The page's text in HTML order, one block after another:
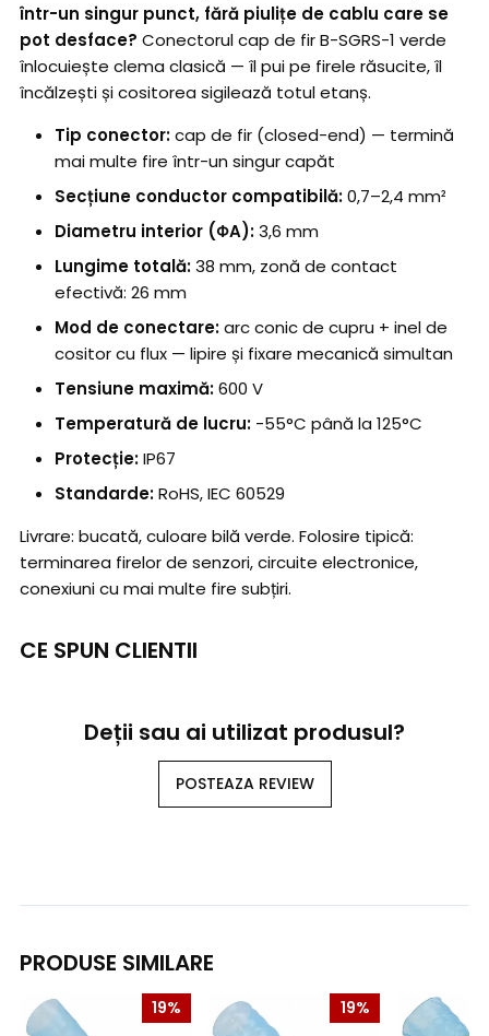
într-un singur punct, fără piulițe de cablu care se
pot desface? Conectorul cap de fir B-SGRS-1 verde
înlocuiește clema clasică — îl pui pe firele răsucite, îl
încălzești și cositorea sigilează totul etanș.
Tip conector:cap de fir (closed-end) — termină
mai multe fire într-un singur capăt
Secțiune conductor compatibilă:0,7–2,4 mm²
Diametru interior (ΦA):3,6 mm
Lungime totală:38 mm, zonă de contact
efectivă: 26 mm
Mod de conectare:arc conic de cupru + inel de
cositor cu flux — lipire și fixare mecanică simultan
Tensiune maximă:600 V
Temperatură de lucru: -55°C până la 125°C
Protecție:IP67
Standarde:RoHS, IEC 60529
Livrare: bucată, culoare bilă verde. Folosire tipică:
terminarea firelor de senzori, circuite electronice,
conexiuni cu mai multe fire subțiri.
CE SPUN CLIENTII
Deții sau ai utilizat produsul?
POSTEAZA REVIEW
PRODUSE SIMILARE
19% 19%